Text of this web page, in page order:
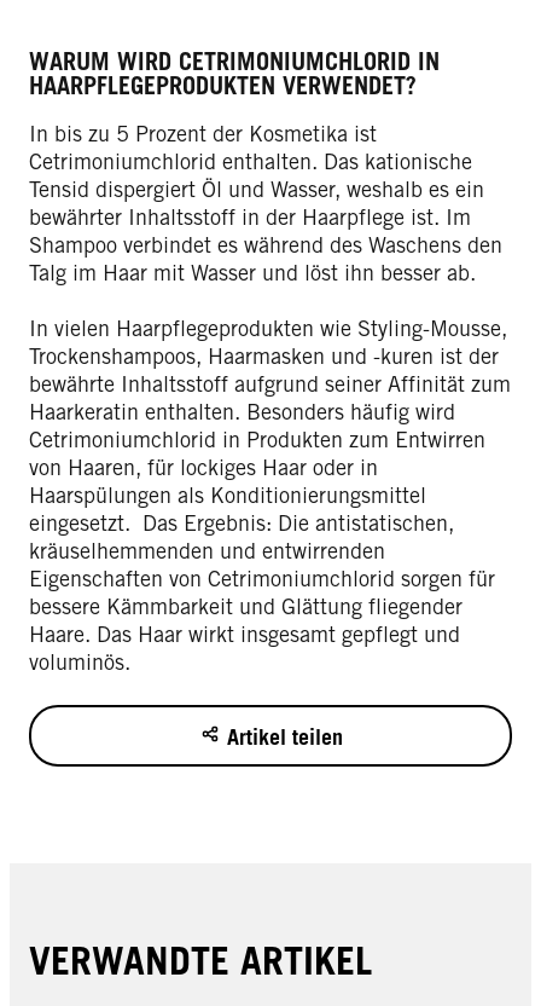
WARUM WIRD CETRIMONIUMCHLORID IN
HAARPFLEGEPRODUKTEN VERWENDET?
In bis zu 5 Prozent der Kosmetika ist
Cetrimoniumchlorid enthalten. Das kationische
Tensid dispergiert Öl und Wasser, weshalb es ein
bewährter Inhaltsstoff in der Haarpflege ist. Im
Shampoo verbindet es während des Waschens den
Talg im Haar mit Wasser und löst ihn besser ab.
In vielen Haarpflegeprodukten wie Styling-Mousse,
Trockenshampoos, Haarmasken und -kuren ist der
bewährte Inhaltsstoff aufgrund seiner Affinität zum
Haarkeratin enthalten. Besonders häufig wird
Cetrimoniumchlorid in Produkten zum Entwirren
von Haaren, für lockiges Haar oder in
Haarspülungen als Konditionierungsmittel
eingesetzt. Das Ergebnis: Die antistatischen,
kräuselhemmenden und entwirrenden
Eigenschaften von Cetrimoniumchlorid sorgen für
bessere Kämmbarkeit und Glättung fliegender
Haare. Das Haar wirkt insgesamt gepflegt und
voluminös.
Artikel teilen
VERWANDTE ARTIKEL